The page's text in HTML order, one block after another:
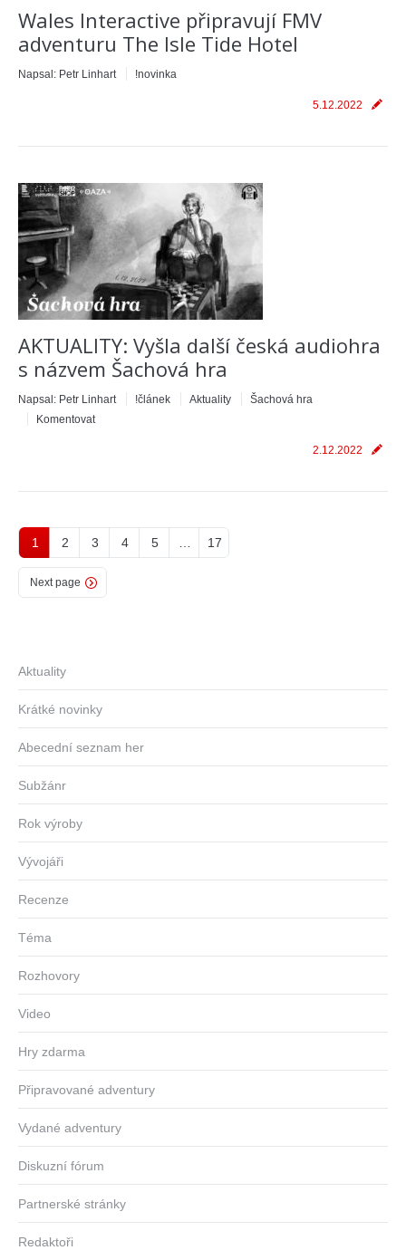
Wales Interactive připravují FMV
adventuru The Isle Tide Hotel
Napsal: Petr Linhart !novinka
5.12.2022
AKTUALITY: Vyšla další česká audiohra
s názvem Šachová hra
Napsal: Petr Linhart !článek Aktuality
Šachová hra
Komentovat
2.12.2022
1 2 3 4 5 17
Next page
Aktuality
Krátké novinky
Abecední seznam her
Subžánr
Rok výroby
Vývojáři
Recenze
Téma
Rozhovory
Video
Hry zdarma
Připravované adventury
Vydané adventury
Diskuzní fórum
Partnerské stránky
Redaktoři